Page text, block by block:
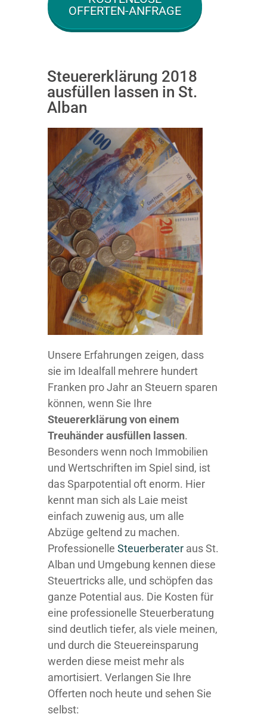
OFFERTEN-ANFRAGE
Steuererklärung 2018
ausfüllen lassen in St.
Alban
Unsere Erfahrungen zeigen, dass
sie im Idealfall mehrere hundert
Franken pro Jahr an Steuern sparen
können, wenn Sie Ihre
Steuererklärung von einem
Treuhänder ausfüllen lassen.
Besonders wenn noch Immobilien
und Wertschriften im Spiel sind, ist
das Sparpotential oft enorm. Hier
kennt man sich als Laie meist
einfach zuwenig aus, um alle
Abzüge geltend zu machen.
Professionelle Steuerberater aus St.
Alban und Umgebung kennen diese
Steuertricks alle, und schöpfen das
ganze Potential aus. Die Kosten für
eine professionelle Steuerberatung
sind deutlich tiefer, als viele meinen,
und durch die Steuereinsparung
werden diese meist mehr als
amortisiert. Verlangen Sie Ihre
Offerten noch heute und sehen Sie
selbst: